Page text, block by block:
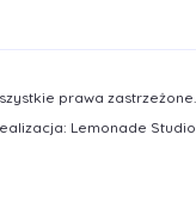
prawa zastrzeżone.
Lemonade Studio